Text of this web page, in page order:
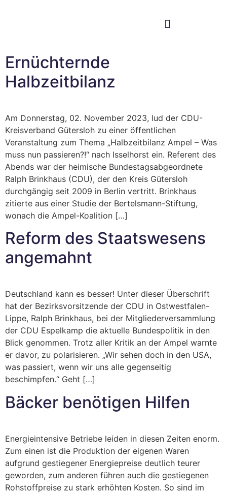
Ernüchternde
Halbzeitbilanz
Am Donnerstag, 02. November 2023, lud der CDU-
Kreisverband Gütersloh zu einer öffentlichen
Veranstaltung zum Thema „Halbzeitbilanz Ampel – Was
muss nun passieren?!“ nach Isselhorst ein. Referent des
Abends war der heimische Bundestagsabgeordnete
Ralph Brinkhaus (CDU), der den Kreis Gütersloh
durchgängig seit 2009 in Berlin vertritt. Brinkhaus
zitierte aus einer Studie der Bertelsmann-Stiftung,
wonach die Ampel-Koalition […]
Reform des Staatswesens
angemahnt
Deutschland kann es besser! Unter dieser Überschrift
hat der Bezirksvorsitzende der CDU in Ostwestfalen-
Lippe, Ralph Brinkhaus, bei der Mitgliederversammlung
der CDU Espelkamp die aktuelle Bundespolitik in den
Blick genommen. Trotz aller Kritik an der Ampel warnte
er davor, zu polarisieren. „Wir sehen doch in den USA,
was passiert, wenn wir uns alle gegenseitig
beschimpfen.“ Geht […]
Bäcker benötigen Hilfen
Energieintensive Betriebe leiden in diesen Zeiten enorm.
Zum einen ist die Produktion der eigenen Waren
aufgrund gestiegener Energiepreise deutlich teurer
geworden, zum anderen führen auch die gestiegenen
Rohstoffpreise zu stark erhöhten Kosten. So sind im